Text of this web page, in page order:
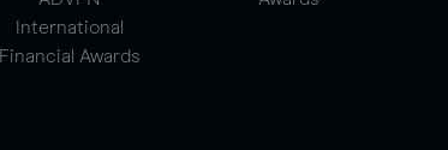
International
Financial Awards